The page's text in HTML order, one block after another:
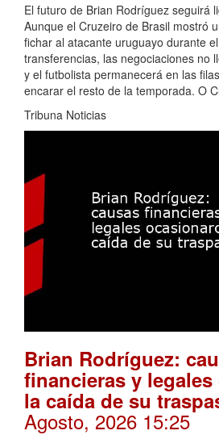
El futuro de Brian Rodríguez seguirá
Aunque el Cruzeiro de Brasil mostró
fichar al atacante uruguayo durante
transferencias, las negociaciones no
y el futbolista permanecerá en las
encarar el resto de la temporada. O
Tribuna Noticias
Brian Rodríguez:
financieras y
la caída de su
Agosto, 2026 15:25